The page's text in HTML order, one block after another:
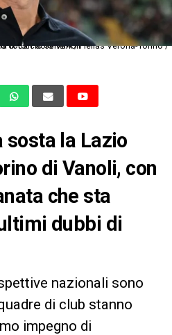
Buffa/Image Sport nella foto: Paolo Vanoli
la Lazio
di Vanoli, con
che sta
dubbi di
nazionali sono
di club stanno
impegno di